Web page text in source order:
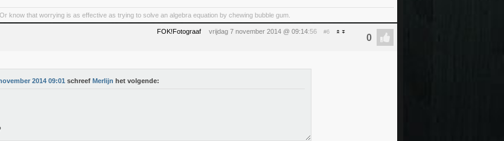
know that worrying is as effective as trying to solve an algebra equation by chewing bubble gum.
FOK!Fotograaf vrijdag 7 november 2014 @ 09:14:56 #6
2014 09:01 schreef Merlijn het volgende: